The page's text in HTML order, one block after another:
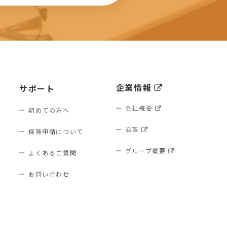
サポート
初めての方へ
保険申請について
よくあるご質問
お問い合わせ
企業情報
会社概要
沿革
グループ概要